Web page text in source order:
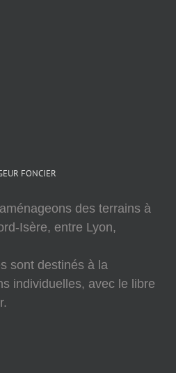
FONCIER
des terrains à
Isère, entre Lyon,
sont destinés à la
individuelles, avec le libre